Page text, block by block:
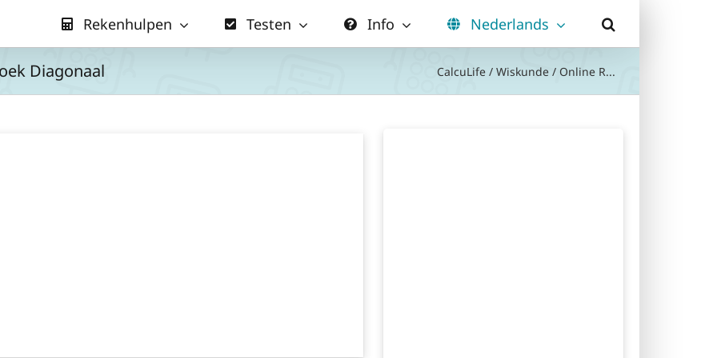
Rekenhulpen Testen Info Nederlands
Diagonaal CalcuLife / Wiskunde / Online R...